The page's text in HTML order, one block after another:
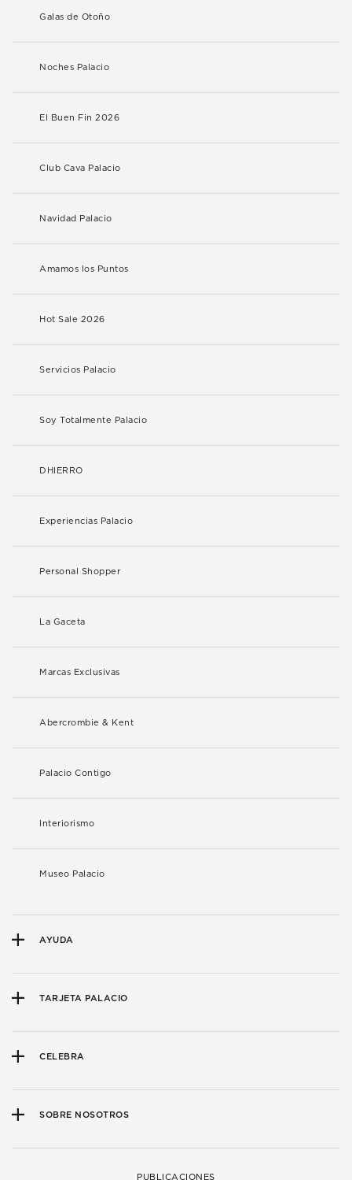
Galas de Otoño
Noches Palacio
El Buen Fin 2026
Club Cava Palacio
Navidad Palacio
Amamos los Puntos
Hot Sale 2026
Servicios Palacio
Soy Totalmente Palacio
DHIERRO
Experiencias Palacio
Personal Shopper
La Gaceta
Marcas Exclusivas
Abercrombie & Kent
Palacio Contigo
Interiorismo
Museo Palacio
AYUDA
TARJETA PALACIO
CELEBRA
SOBRE NOSOTROS
PUBLICACIONES